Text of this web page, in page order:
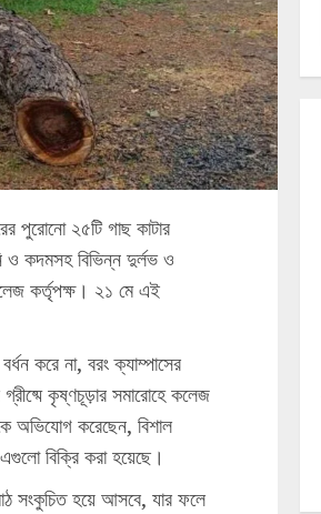
পুরোনো ২৫টি গাছ কাটার
ও কদমসহ বিভিন্ন দুর্লভ ও
কর্তৃপক্ষ। ২১ মে এই
করে না, বরং ক্যাম্পাসের
কৃষ্ণচূড়ার সমারোহে কলেজ
অভিযোগ করেছেন, বিশাল
বিক্রি করা হয়েছে।
সংকুচিত হয়ে আসবে, যার ফলে